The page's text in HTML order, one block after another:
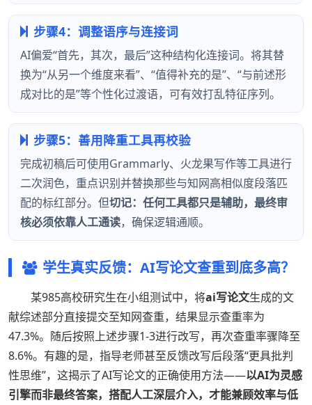
步骤4：调整语序与连接词
AI偏爱“首先，其次，最后”这种结构化连接词。将其替
换为“从另一个维度来看”、“值得补充的是”、“与前述形
成对比的是”等个性化过渡语，可有效打乱特征序列。
步骤5：善用降重工具再校验
完成初稿后可使用Grammarly、火龙果写作等工具进行
二次润色，重点识别并替换那些与知网高相似度段落匹
配的标红部分。但切记：任何工具都只是辅助，最终审
核必须依靠人工通读，确保逻辑通顺。
学生真实反馈：AI写论文查重到底多高？
某985高校研究生在小组测试中，将ai写论文生成的文
献综述部分直接提交至知网查重，结果显示查重率为
47.3%。随后按照上述步骤1-3进行改写，再次查重率骤降至
8.6%。有趣的是，指导老师甚至反馈改写后段落“更具批判
性思维”，这揭示了AI写论文的正确使用方法——以AI为灵感
引擎而非最终答案，搭配人工深层介入，才能兼顾效率与低